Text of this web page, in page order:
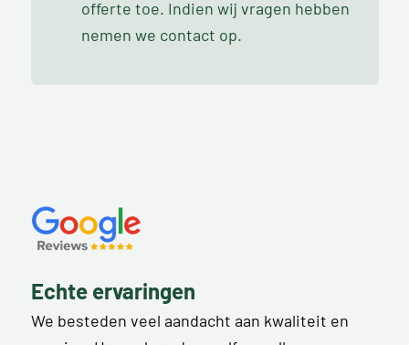
offerte toe. Indien wij vragen hebben
nemen we contact op.
Echte ervaringen
We besteden veel aandacht aan kwaliteit en